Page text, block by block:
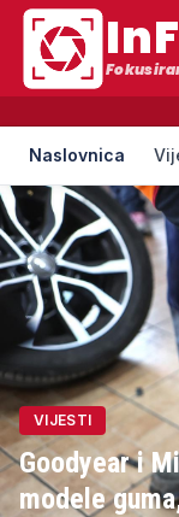
Naslovnica
VIJESTI
Goodyear i
modele